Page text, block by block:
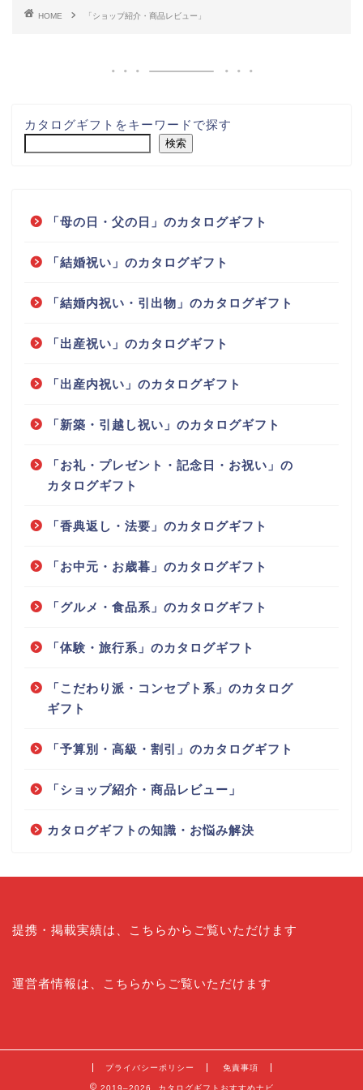
HOME 「ショップ紹介・商品レビュー」
カタログギフトをキーワードで探す
検索
「母の日・父の日」のカタログギフト
「結婚祝い」のカタログギフト
「結婚内祝い・引出物」のカタログギフト
「出産祝い」のカタログギフト
「出産内祝い」のカタログギフト
「新築・引越し祝い」のカタログギフト
「お礼・プレゼント・記念日・お祝い」の
カタログギフト
「香典返し・法要」のカタログギフト
「お中元・お歳暮」のカタログギフト
「グルメ・食品系」のカタログギフト
「体験・旅行系」のカタログギフト
「こだわり派・コンセプト系」のカタログ
ギフト
「予算別・高級・割引」のカタログギフト
「ショップ紹介・商品レビュー」
カタログギフトの知識・お悩み解決
提携・掲載実績は、こちらからご覧いただけます
運営者情報は、こちらからご覧いただけます
プライバシーポリシー 免責事項
2019–2026 カタログギフトおすすめナビ